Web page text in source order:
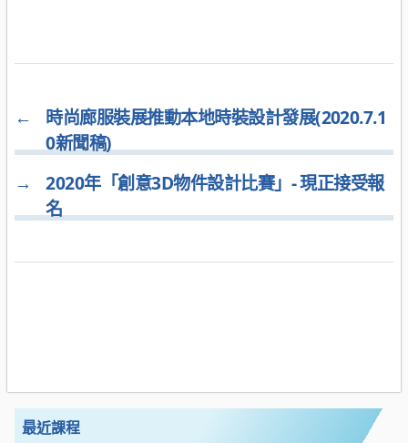
←
時尚廊服裝展推動本地時裝設計發展(2020.7.1
0新聞稿)
→
2020年「創意3D物件設計比賽」- 現正接受報
名
最近課程